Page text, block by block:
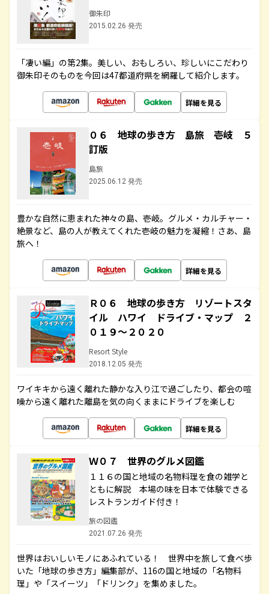
御朱印
2015.02.26 発売
「凄い編」の第2集。美しい、おもしろい、珍しいにこだわり
御朱印そのものを今回は47都道府県を網羅して紹介します。
詳細を見る
０６ 地球の歩き方 島旅 壱岐 ５
訂版
島旅
2025.06.12 発売
豊かな自然に恵まれた神々の島、壱岐。グルメ・カルチャー・
絶景など、島の人が教えてくれた壱岐の魅力を凝縮！さあ、島
旅へ！
詳細を見る
Ｒ０６ 地球の歩き方 リゾートスタ
イル ハワイ ドライブ・マップ ２
０１９～２０２０
Resort Style
2018.12.05 発売
ワイキキから遠く離れた静かな入り江で過ごしたり、都会の喧
噪から遠く離れた離島を気の向くままにドライブを楽しむ
詳細を見る
Ｗ０７ 世界のグルメ図鑑
１１６の国と地域の名物料理を食の雑学と
ともに解説 本場の味を日本で体験できる
レストランガイド付き！
旅の図鑑
2021.07.26 発売
世界はおいしいモノにあふれている！ 世界中を旅して食べ歩
いた「地球の歩き方」編集部が、116の国と地域の「名物料
理」や「スイーツ」「ドリンク」を集めました。